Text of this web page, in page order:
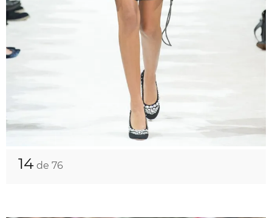
14 de 76